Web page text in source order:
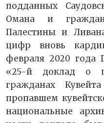
подданных
Омана и
Палестины и
цифр вновь
февраля 2020 года
«25-й доклад о
гражданах
пропавшем
национальные